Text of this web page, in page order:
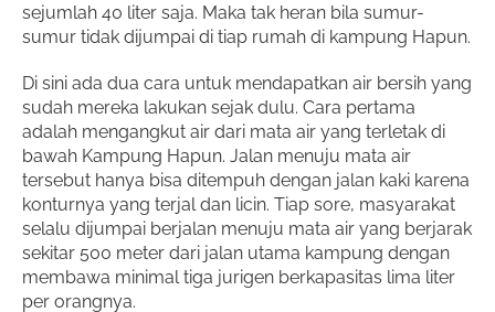
sejumlah 40 liter saja. Maka tak heran bila sumur-
sumur tidak dijumpai di tiap rumah di kampung Hapun.
Di sini ada dua cara untuk mendapatkan air bersih yang
sudah mereka lakukan sejak dulu. Cara pertama
adalah mengangkut air dari mata air yang terletak di
bawah Kampung Hapun. Jalan menuju mata air
tersebut hanya bisa ditempuh dengan jalan kaki karena
konturnya yang terjal dan licin. Tiap sore, masyarakat
selalu dijumpai berjalan menuju mata air yang berjarak
sekitar 500 meter dari jalan utama kampung dengan
membawa minimal tiga jurigen berkapasitas lima liter
per orangnya.